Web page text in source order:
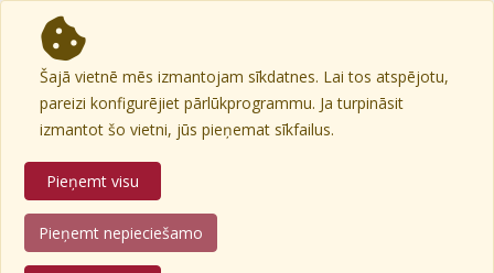
Šajā vietnē mēs izmantojam sīkdatnes. Lai tos atspējotu,
pareizi konfigurējiet pārlūkprogrammu. Ja turpināsit
izmantot šo vietni, jūs pieņemat sīkfailus.
Pieņemt visu
Pieņemt nepieciešamo